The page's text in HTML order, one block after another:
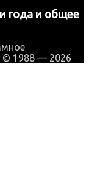
года и общее
© 1988 — 2026